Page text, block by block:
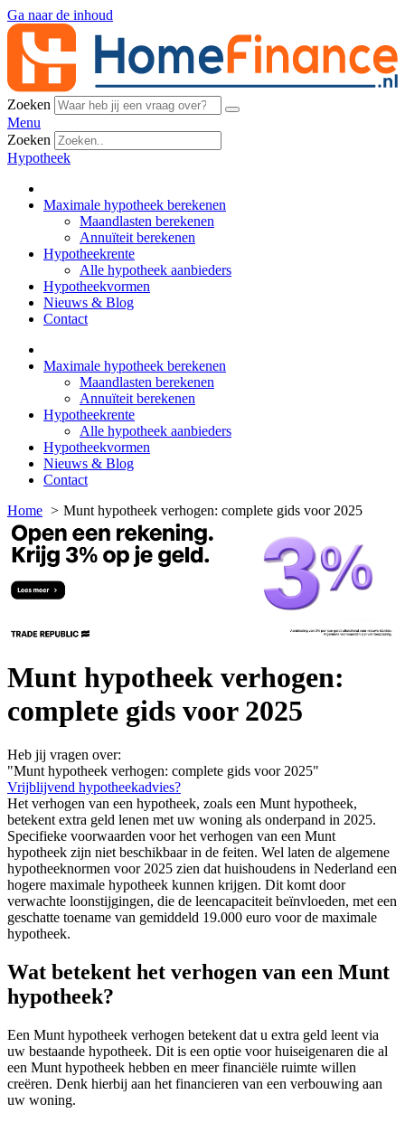
Ga naar de inhoud
Zoeken
Menu
Zoeken
Hypotheek
Maximale hypotheek berekenen
Maandlasten berekenen
Annuïteit berekenen
Hypotheekrente
Alle hypotheek aanbieders
Hypotheekvormen
Nieuws & Blog
Contact
Maximale hypotheek berekenen
Maandlasten berekenen
Annuïteit berekenen
Hypotheekrente
Alle hypotheek aanbieders
Hypotheekvormen
Nieuws & Blog
Contact
Home
Munt hypotheek verhogen: complete gids voor 2025
Munt hypotheek verhogen:
complete gids voor 2025
Heb jij vragen over:
"Munt hypotheek verhogen: complete gids voor 2025"
Vrijblijvend hypotheekadvies?
Het verhogen van een hypotheek, zoals een Munt hypotheek,
betekent extra geld lenen met uw woning als onderpand in 2025.
Specifieke voorwaarden voor het verhogen van een Munt
hypotheek zijn niet beschikbaar in de feiten. Wel laten de algemene
hypotheeknormen voor 2025 zien dat huishoudens in Nederland een
hogere maximale hypotheek kunnen krijgen. Dit komt door
verwachte loonstijgingen, die de leencapaciteit beïnvloeden, met een
geschatte toename van gemiddeld 19.000 euro voor de maximale
hypotheek.
Wat betekent het verhogen van een Munt
hypotheek?
Een Munt hypotheek verhogen betekent dat u extra geld leent via
uw bestaande hypotheek. Dit is een optie voor huiseigenaren die al
een Munt hypotheek hebben en meer financiële ruimte willen
creëren. Denk hierbij aan het financieren van een verbouwing aan
uw woning.